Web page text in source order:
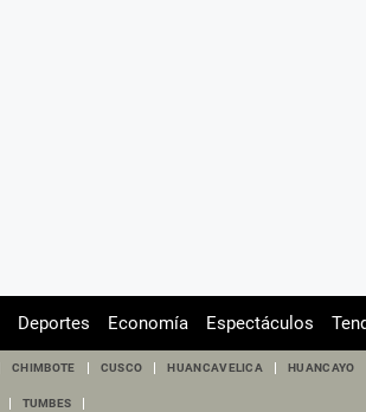
Deportes Economía Espectáculos
CHIMBOTE CUSCO HUANCAVELICA HUANCAYO
TUMBES